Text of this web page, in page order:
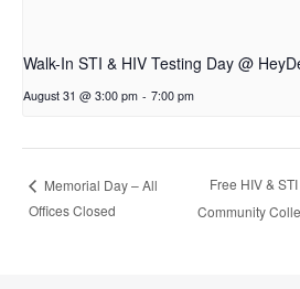
Walk-In STI & HIV Testing Day @
August 31 @ 3:00 pm - 7:00 pm
Memorial Day – All
Offices Closed
Free HIV &
Community